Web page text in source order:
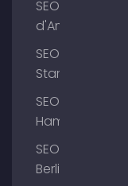
SEO Lac
d'Ammer
SEO
Starnberg
SEO
Hambourg
SEO
Berlin